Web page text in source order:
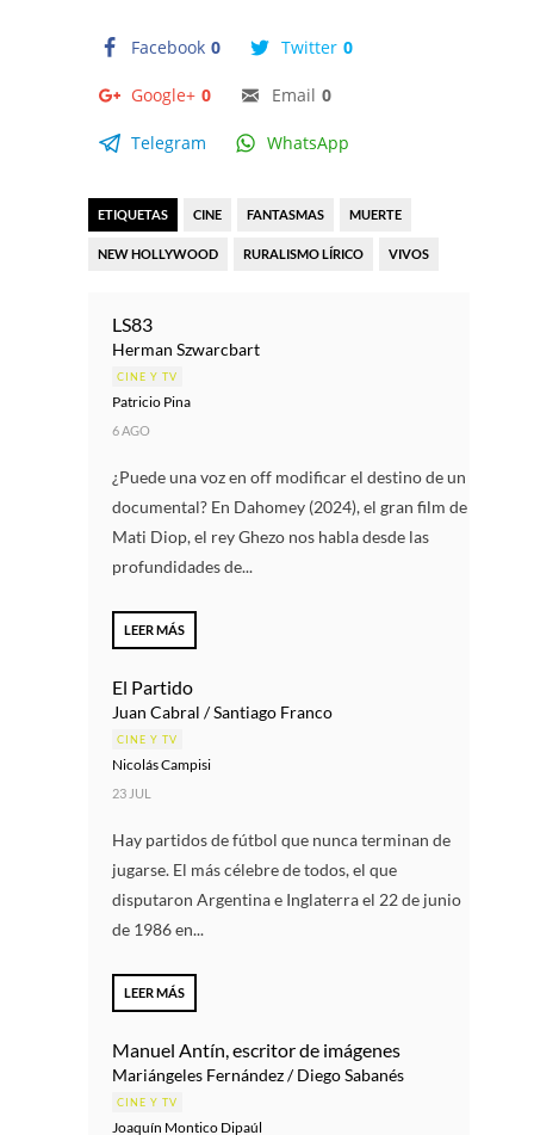
Facebook 0 Twitter 0
Google+ 0 Email 0
Telegram WhatsApp
ETIQUETAS CINE FANTASMAS MUERTE
NEW HOLLYWOOD RURALISMO LÍRICO VIVOS
LS83
Herman Szwarcbart
CINE Y TV
Patricio Pina
6 AGO
¿Puede una voz en off modificar el destino de un
documental? En Dahomey (2024), el gran film de
Mati Diop, el rey Ghezo nos habla desde las
profundidades de...
LEER MÁS
El Partido
Juan Cabral / Santiago Franco
CINE Y TV
Nicolás Campisi
23 JUL
Hay partidos de fútbol que nunca terminan de
jugarse. El más célebre de todos, el que
disputaron Argentina e Inglaterra el 22 de junio
de 1986 en...
LEER MÁS
Manuel Antín, escritor de imágenes
Mariángeles Fernández / Diego Sabanés
CINE Y TV
Joaquín Montico Dipaúl